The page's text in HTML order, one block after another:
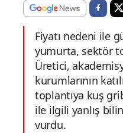
Fiyatı nedeni ile
yumurta, sektör
Üretici,
kurumlarının
toplantıya kuş
ile ilgili yanlış
vurdu.